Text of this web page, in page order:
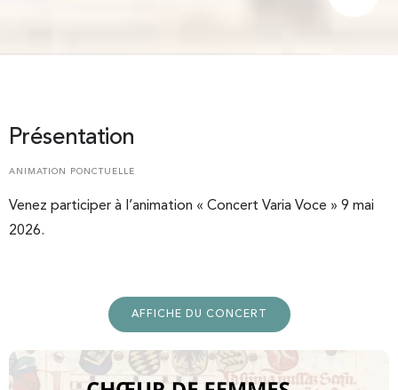
Présentation
ANIMATION PONCTUELLE
Venez participer à l’animation « Concert Varia Voce » 9 mai
2026.
AFFICHE DU CONCERT